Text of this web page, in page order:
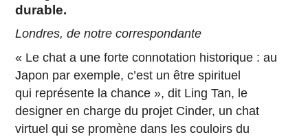
durable.
Londres, de notre correspondante
« Le chat a une forte connotation historique : au
Japon par exemple, c’est un être spirituel
qui représente la chance », dit Ling Tan, le
designer en charge du projet Cinder, un chat
virtuel qui se promène dans les couloirs du